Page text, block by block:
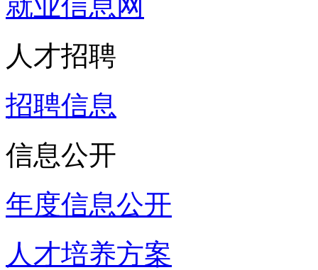
人才招聘
招聘信息
信息公开
年度信息公开
人才培养方案